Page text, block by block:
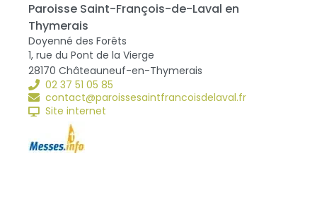
Paroisse Saint-François-de-Laval en
Thymerais
Doyenné des Forêts
1, rue du Pont de la Vierge
28170 Châteauneuf-en-Thymerais
02 37 51 05 85
contact@paroissesaintfrancoisdelaval.fr
Site internet